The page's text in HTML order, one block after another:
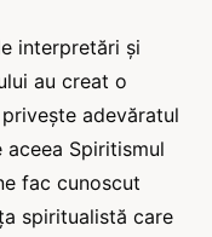
interpretări și
au creat o
adevăratul
Spiritismul
fac cunoscut
spiritualistă care